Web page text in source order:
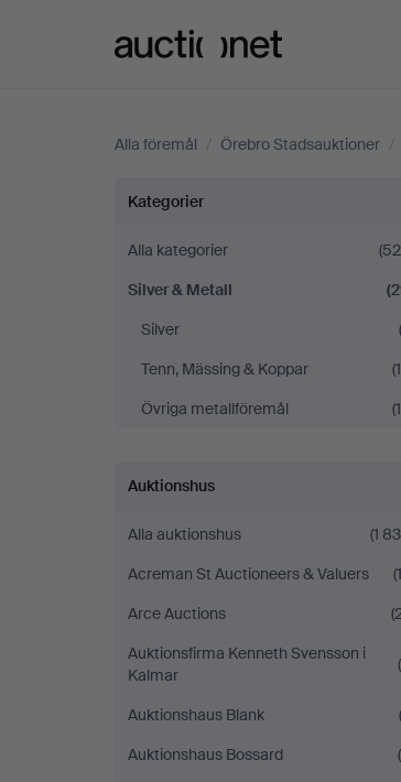
Alla föremål / Örebro Stadsauktioner /
Silver
&
Metall
på
Örebro
Stadsauktioner
Kategorier
Alla kategorier
Silver & Metall
Silver
Tenn, Mässing & Koppar
Övriga metallföremål
Auktionshus
Alla auktionshus
(1
Acreman St Auctioneers & Valuers
Arce Auctions
Auktionsfirma Kenneth Svensson i
Kalmar
Auktionshaus Blank
Auktionshaus Bossard